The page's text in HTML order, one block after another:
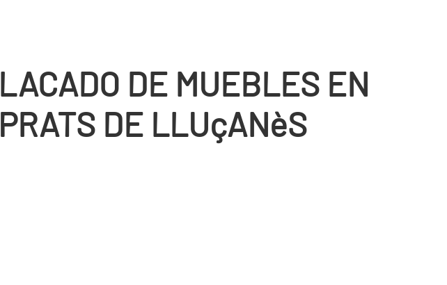
LACADO DE MUEBLES EN
PRATS DE LLUçANèS